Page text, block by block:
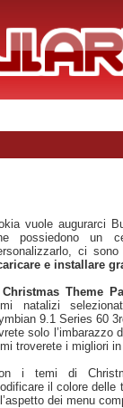
vuole augurarci
possiedono un
ci
e installare
Christmas Theme
natalizi
9.1 Series 60
solo l’imbarazzo
troverete i migliori in
i temi di
il colore delle
dei menu